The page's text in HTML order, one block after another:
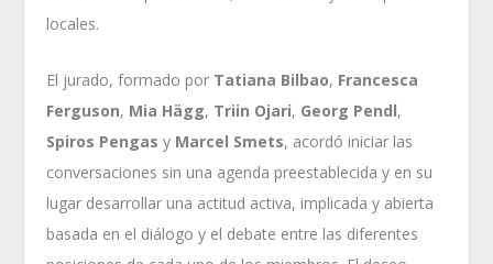
locales.
El jurado, formado por Tatiana Bilbao, Francesca
Ferguson, Mia Hägg, Triin Ojari, Georg Pendl,
Spiros Pengas y Marcel Smets, acordó iniciar las
conversaciones sin una agenda preestablecida y en su
lugar desarrollar una actitud activa, implicada y abierta
basada en el diálogo y el debate entre las diferentes